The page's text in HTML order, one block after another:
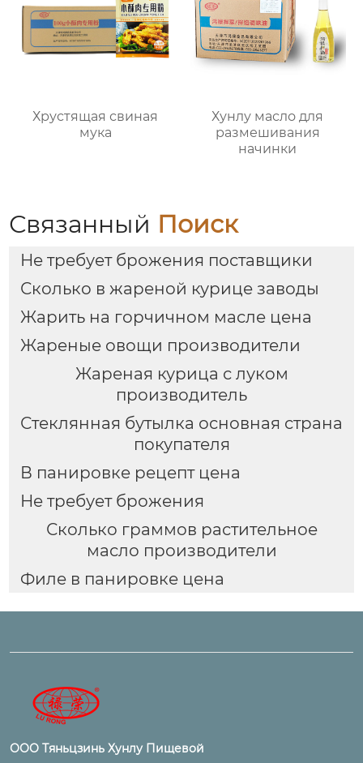
Хрустящая свиная
мука
Хунлу масло для
размешивания
начинки
Связанный Поиск
Не требует брожения поставщики
Сколько в жареной курице заводы
Жарить на горчичном масле цена
Жареные овощи производители
Жареная курица с луком
производитель
Стеклянная бутылка основная страна
покупателя
В панировке рецепт цена
Не требует брожения
Сколько граммов растительное
масло производители
Филе в панировке цена
ООО Тяньцзинь Хунлу Пищевой